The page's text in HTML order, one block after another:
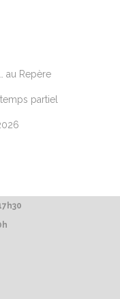
au Repère
partiel